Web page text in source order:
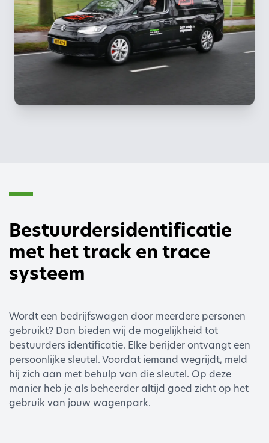
Bestuurdersidentificatie
met het track en trace
systeem
Wordt een bedrijfswagen door meerdere personen
gebruikt? Dan bieden wij de mogelijkheid tot
bestuurders identificatie. Elke berijder ontvangt een
persoonlijke sleutel. Voordat iemand wegrijdt, meld
hij zich aan met behulp van die sleutel. Op deze
manier heb je als beheerder altijd goed zicht op het
gebruik van jouw wagenpark.